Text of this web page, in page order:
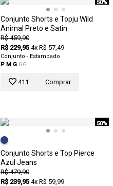
50%
Conjunto Shorts e Topju Wild
Animal Preto e Satin
R$ 459,90
R$ 229,95 4x R$ 57,49
Conjunto - Estampado
P M G GG
411 Comprar
50%
Conjunto Shorts e Top Pierce
Azul Jeans
R$ 479,90
R$ 239,95 4x R$ 59,99